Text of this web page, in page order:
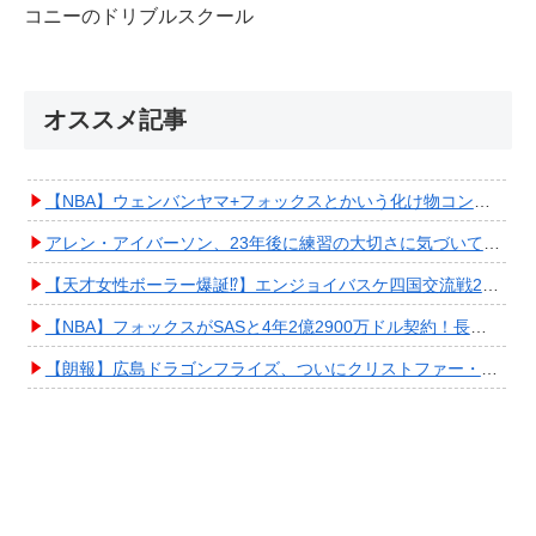
コニーのドリブルスクール
オススメ記事
【NBA】ウェンバンヤマ+フォックスとかいう化け物コンビが爆誕してしまうwwwwwwwwww
アレン・アイバーソン、23年後に練習の大切さに気づいてしまうwwwwwwwwwwww
【天才女性ボーラー爆誕⁉︎】エンジョイバスケ四国交流戦2025 in 香川③ #エアボーズ #427
【NBA】フォックスがSASと4年2億2900万ドル契約！長期確保しPO進出へ期待高まる
【朗報】広島ドラゴンフライズ、ついにクリストファー・スミス獲得キタ━━━━(ﾟ∀ﾟ)━━━━!!